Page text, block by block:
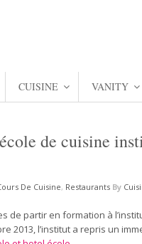
CUISINE VANITY
de cuisine
De Cuisine, Restaurants By
de partir en formation à
2013, l’institut a repris un